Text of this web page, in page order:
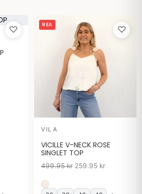
♡ ♡
REA
VILA
VICILLE V-NECK ROSE
SINGLET TOP
499.95kr
ursprungliga
priset
var:
499.95 kr.
259.95 kr
nuvarande
priset
259.95 kr.